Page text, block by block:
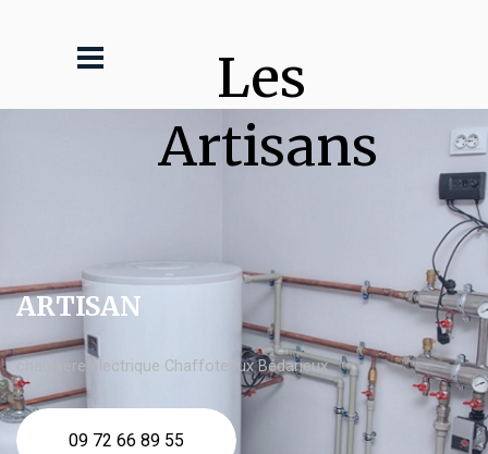
Les
Artisans
ARTISAN
chaudière électrique Chaffoteaux Bédarieux
09 72 66 89 55